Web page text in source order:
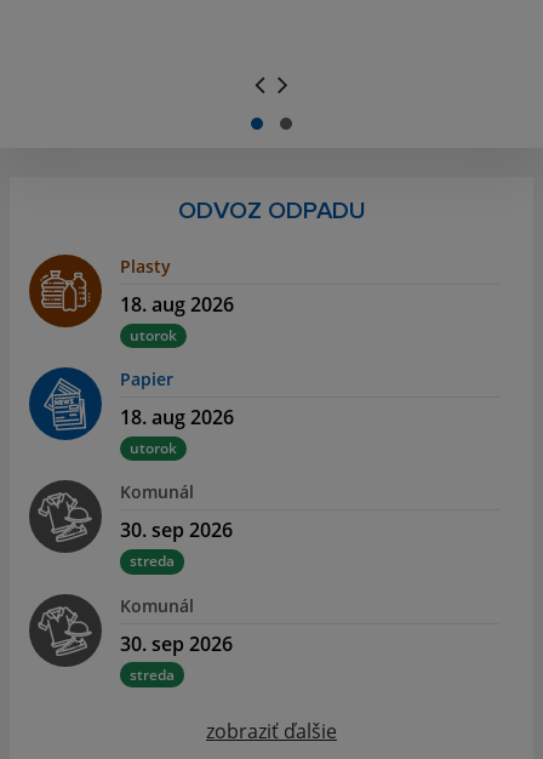
ODVOZ ODPADU
Plasty
18. aug 2026
utorok
Papier
18. aug 2026
utorok
Komunál
30. sep 2026
streda
Komunál
30. sep 2026
streda
zobraziť ďalšie